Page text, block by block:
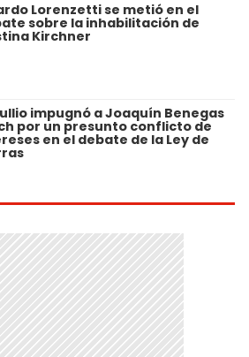
Lorenzetti se metió en el
sobre la inhabilitación de
Kirchner
impugnó a Joaquín Benegas
por un presunto conflicto de
en el debate de la Ley de